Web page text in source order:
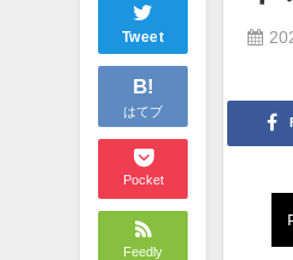
Tweet
B!
はてブ
Pocket
Feedly